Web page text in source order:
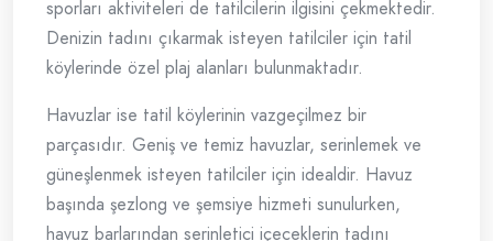
sporları aktiviteleri de tatilcilerin ilgisini çekmektedir.
Denizin tadını çıkarmak isteyen tatilciler için tatil
köylerinde özel plaj alanları bulunmaktadır.
Havuzlar ise tatil köylerinin vazgeçilmez bir
parçasıdır. Geniş ve temiz havuzlar, serinlemek ve
güneşlenmek isteyen tatilciler için idealdir. Havuz
başında şezlong ve şemsiye hizmeti sunulurken,
havuz barlarından serinletici içeceklerin tadını